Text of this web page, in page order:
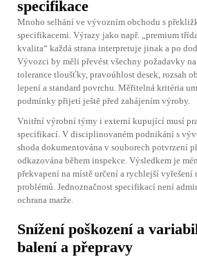
specifikace
Mnoho selhání ve vývozním obchodu s
specifikacemi. Výrazy jako např. „premium
kvalita“ každá strana interpretuje jinak a po
Vývozci by měli převést všechny požadavky
tolerance tloušťky, pravoúhlost desek, rozsah
lepení a standard povrchu. Měřitelná kritéria
podmínky přijetí ještě před zahájením výroby.
Vnitřní výrobní týmy i externí kupující musí
specifikací. V disciplinovaném podnikání s
shoda dokumentována v souborech potvrzení
odkazována během inspekce. Výsledkem je
překvapení na místě určení a rychlejší
problémů. Jednoznačnost specifikací není
ochrana marže.
Snížení poškození a
balení a přepravy